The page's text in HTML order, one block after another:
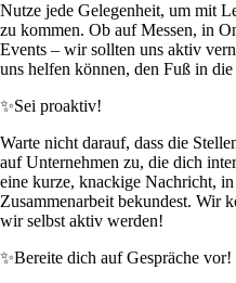
Nutze jede Gelegenheit, um mit
zu kommen. Ob auf Messen, in
Events – wir sollten uns aktiv
uns helfen können, den Fuß in
✨Sei proaktiv!
Warte nicht darauf, dass die
auf Unternehmen zu, die dich
eine kurze, knackige Nachricht,
Zusammenarbeit bekundest. Wir
wir selbst aktiv werden!
✨Bereite dich auf Gespräche vor!